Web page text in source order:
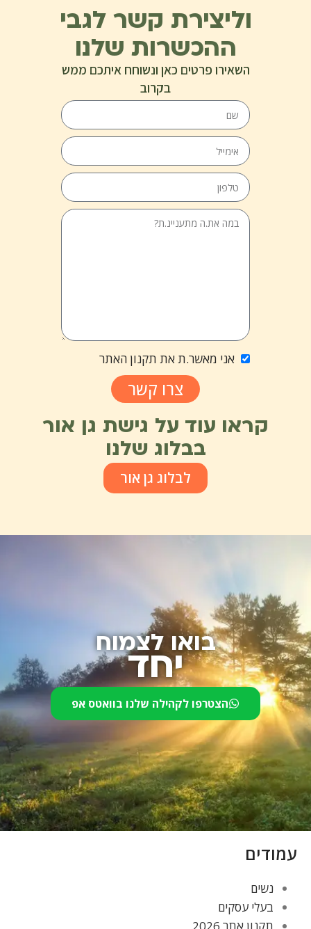
וליצירת קשר לגבי
ההכשרות שלנו
השאירו פרטים כאן ונשוחח איתכם ממש
בקרוב
אני מאשר.ת את תקנון האתר
צרו קשר
קראו עוד על גישת גן אור
בבלוג שלנו
לבלוג גן אור
בואו לצמוח
יחד
הצטרפו לקהילה שלנו בוואטס אפ
עמודים
נשים
בעלי עסקים